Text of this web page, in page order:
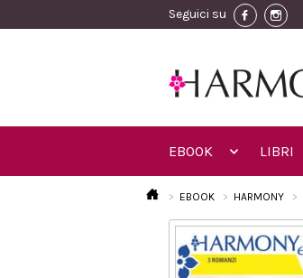
Seguici su
EBOOK LIBRI
EBOOK HARMONY